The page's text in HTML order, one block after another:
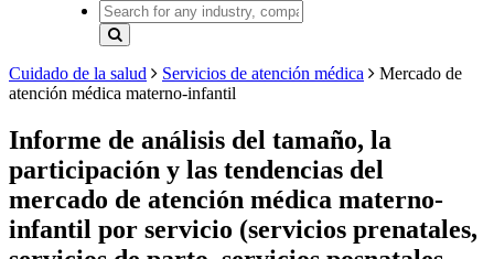
Cuidado de la salud Servicios de atención médica
Mercado de
atención médica materno-infantil
Informe de análisis del tamaño, la
participación y las tendencias del
mercado de atención médica materno-
infantil por servicio (servicios prenatales,